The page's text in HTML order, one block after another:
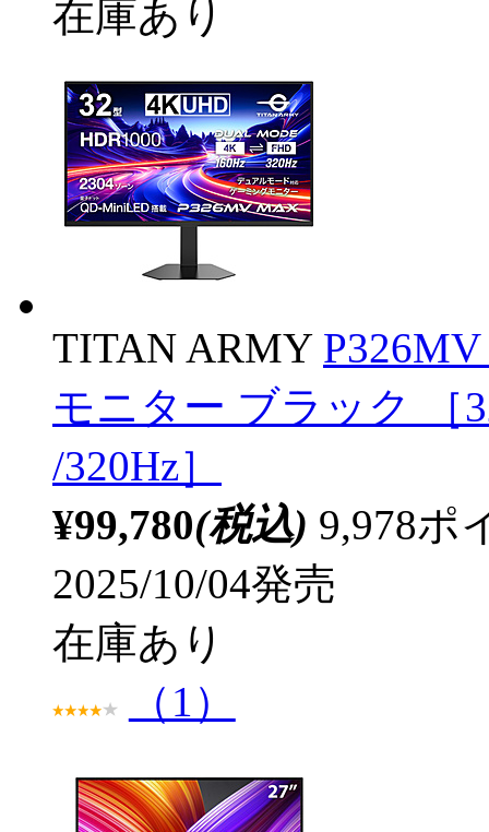
在庫あり
TITAN ARMY
モニター ブラック ［
/320Hz］
¥99,780(税込) 9,978ポ
2025/10/04発売
在庫あり
（1）